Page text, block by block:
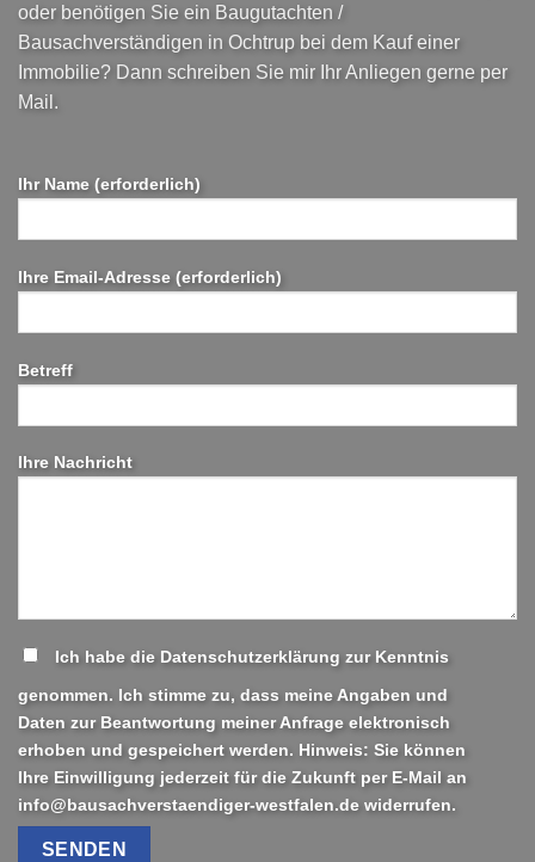
oder benötigen Sie ein Baugutachten /
Bausachverständigen in Ochtrup bei dem Kauf einer
Immobilie? Dann schreiben Sie mir Ihr Anliegen gerne per
Mail.
Ihr Name (erforderlich)
Ihre Email-Adresse (erforderlich)
Betreff
Ihre Nachricht
Ich habe die Datenschutzerklärung zur Kenntnis
genommen. Ich stimme zu, dass meine Angaben und
Daten zur Beantwortung meiner Anfrage elektronisch
erhoben und gespeichert werden. Hinweis: Sie können
Ihre Einwilligung jederzeit für die Zukunft per E-Mail an
info@bausachverstaendiger-westfalen.de widerrufen.